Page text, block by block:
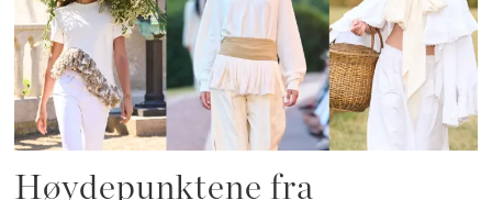
Høydepunktene fra